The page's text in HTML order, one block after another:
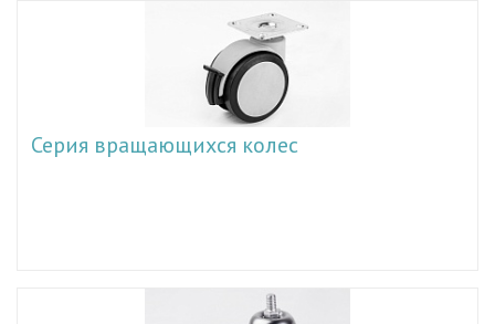
Серия вращающихся колес